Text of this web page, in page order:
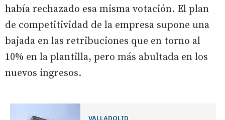
había rechazado esa misma votación. El plan
de competitividad de la empresa supone una
bajada en las retribuciones que en torno al
10% en la plantilla, pero más abultada en los
nuevos ingresos.
VALLADOLID